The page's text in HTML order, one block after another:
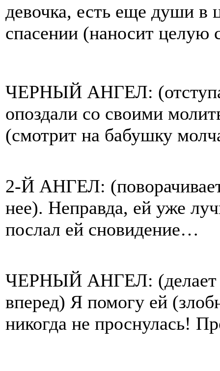
девочка, есть еще души в
спасении (наносит целую
ЧЕРНЫЙ АНГЕЛ:
опоздали со своими
(смотрит на бабушку
2-Й АНГЕЛ:
нее). Неправда, ей уже
послал ей сновидение…
ЧЕРНЫЙ АНГЕЛ: (делает
вперед) Я помогу ей
никогда не проснулась!